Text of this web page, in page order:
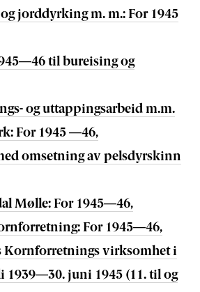
jorddyrking m. m.: For 1945
til bureising og
og uttappingsarbeid m.m.
For 1945 —46,
omsetning av pelsdyrskinn
Mølle: For 1945—46,
For 1945—46,
Kornforretnings virksomhet i
1939—30. juni 1945 (11. til og